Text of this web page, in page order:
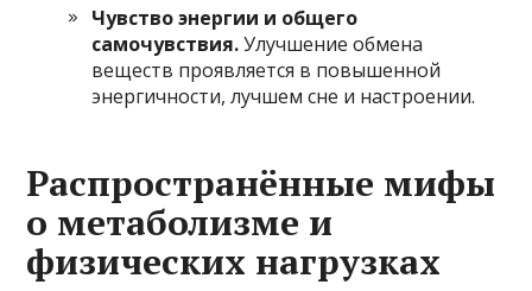
Чувство энергии и общего
самочувствия.Улучшение обмена
веществ проявляется в повышенной
энергичности, лучшем сне и настроении.
Распространённые мифы
о метаболизме и
физических нагрузках